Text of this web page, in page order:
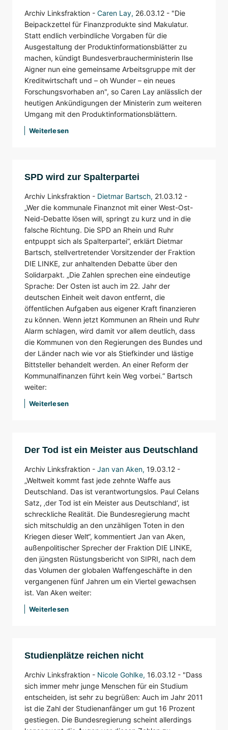
Archiv Linksfraktion - Caren Lay, 26.03.12 - "Die
Beipackzettel für Finanzprodukte sind Makulatur.
Statt endlich verbindliche Vorgaben für die
Ausgestaltung der Produktinformationsblätter zu
machen, kündigt Bundesverbraucherministerin Ilse
Aigner nun eine gemeinsame Arbeitsgruppe mit der
Kreditwirtschaft und – oh Wunder – ein neues
Forschungsvorhaben an", so Caren Lay anlässlich der
heutigen Ankündigungen der Ministerin zum weiteren
Umgang mit den Produktinformationsblättern.
Weiterlesen
SPD wird zur Spalterpartei
Archiv Linksfraktion - Dietmar Bartsch, 21.03.12 -
„Wer die kommunale Finanznot mit einer West-Ost-
Neid-Debatte lösen will, springt zu kurz und in die
falsche Richtung. Die SPD an Rhein und Ruhr
entpuppt sich als Spalterpartei“, erklärt Dietmar
Bartsch, stellvertretender Vorsitzender der Fraktion
DIE LINKE, zur anhaltenden Debatte über den
Solidarpakt. „Die Zahlen sprechen eine eindeutige
Sprache: Der Osten ist auch im 22. Jahr der
deutschen Einheit weit davon entfernt, die
öffentlichen Aufgaben aus eigener Kraft finanzieren
zu können. Wenn jetzt Kommunen an Rhein und Ruhr
Alarm schlagen, wird damit vor allem deutlich, dass
die Kommunen von den Regierungen des Bundes und
der Länder nach wie vor als Stiefkinder und lästige
Bittsteller behandelt werden. An einer Reform der
Kommunalfinanzen führt kein Weg vorbei.“ Bartsch
weiter:
Weiterlesen
Der Tod ist ein Meister aus Deutschland
Archiv Linksfraktion - Jan van Aken, 19.03.12 -
„Weltweit kommt fast jede zehnte Waffe aus
Deutschland. Das ist verantwortungslos. Paul Celans
Satz, ‚der Tod ist ein Meister aus Deutschland‘, ist
schreckliche Realität. Die Bundesregierung macht
sich mitschuldig an den unzähligen Toten in den
Kriegen dieser Welt“, kommentiert Jan van Aken,
außenpolitischer Sprecher der Fraktion DIE LINKE,
den jüngsten Rüstungsbericht von SIPRI, nach dem
das Volumen der globalen Waffengeschäfte in den
vergangenen fünf Jahren um ein Viertel gewachsen
ist. Van Aken weiter:
Weiterlesen
Studienplätze reichen nicht
Archiv Linksfraktion - Nicole Gohlke, 16.03.12 - "Dass
sich immer mehr junge Menschen für ein Studium
entscheiden, ist sehr zu begrüßen: Auch im Jahr 2011
ist die Zahl der Studienanfänger um gut 16 Prozent
gestiegen. Die Bundesregierung scheint allerdings